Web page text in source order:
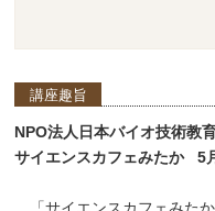
講座趣旨
NPO法人日本バイオ技術教
サイエンスカフェみたか 5